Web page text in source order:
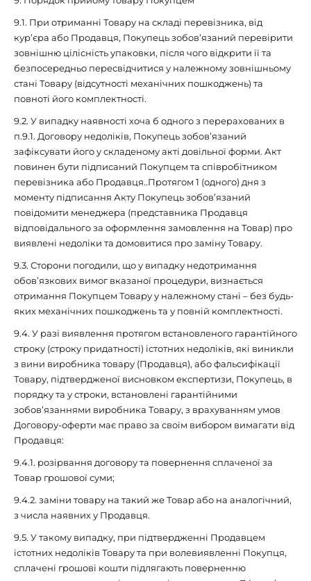
9.1. При отриманні Товару на складі перевізника, від
кур’єра або Продавця, Покупець зобов’язаний перевірити
зовнішню цілісність упаковки, після чого відкрити її та
безпосередньо пересвідчитися у належному зовнішньому
стані Товару (відсутності механічних пошкоджень) та
повноті його комплектності.
9.2. У випадку наявності хоча б одного з перерахованих в
п.9.1. Договору недоліків, Покупець зобов’язаний
зафіксувати його у складеному акті довільної форми. Акт
повинен бути підписаний Покупцем та співробітником
перевізника або Продавця..Протягом 1 (одного) дня з
моменту підписання Акту Покупець зобов’язаний
повідомити менеджера (представника Продавця
відповідального за оформлення замовлення на Товар) про
виявлені недоліки та домовитися про заміну Товару.
9.3. Сторони погодили, що у випадку недотримання
обов’язкових вимог вказаної процедури, визнається
отримання Покупцем Товару у належному стані – без будь-
яких механічних пошкоджень та у повній комплектності.
9.4. У разі виявлення протягом встановленого гарантійного
строку (строку придатності) істотних недоліків, які виникли
з вини виробника товару (Продавця), або фальсифікації
Товару, підтвердженої висновком експертизи, Покупець, в
порядку та у строки, встановлені гарантійними
зобов’язаннями виробника Товару, з врахуванням умов
Договору-оферти має право за своїм вибором вимагати від
Продавця:
9.4.1. розірвання договору та повернення сплаченої за
Товар грошової суми;
9.4.2. заміни товару на такий же Товар або на аналогічний,
з числа наявних у Продавця.
9.5. У такому випадку, при підтвердженні Продавцем
істотних недоліків Товару та при волевиявленні Покупця,
сплачені грошові кошти підлягають поверненню